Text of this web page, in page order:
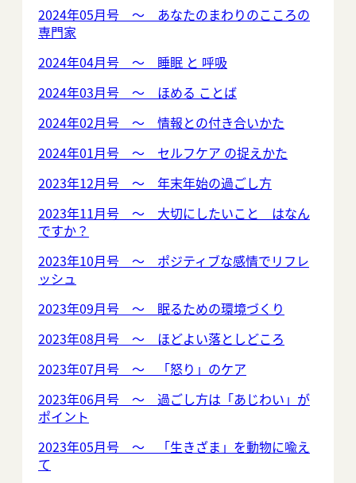
2024年05月号 ～ あなたのまわりのこころの
専門家
2024年04月号 ～ 睡眠 と 呼吸
2024年03月号 ～ ほめる ことば
2024年02月号 ～ 情報との付き合いかた
2024年01月号 ～ セルフケア の捉えかた
2023年12月号 ～ 年末年始の過ごし方
2023年11月号 ～ 大切にしたいこと はなん
ですか？
2023年10月号 ～ ポジティブな感情でリフレ
ッシュ
2023年09月号 ～ 眠るための環境づくり
2023年08月号 ～ ほどよい落としどころ
2023年07月号 ～ 「怒り」のケア
2023年06月号 ～ 過ごし方は「あじわい」が
ポイント
2023年05月号 ～ 「生きざま」を動物に喩え
て